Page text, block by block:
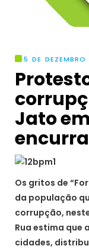
5 DE DEZEMBRO
Jato
Os gritos de
da população
corrupção,
Rua estima que
cidades,